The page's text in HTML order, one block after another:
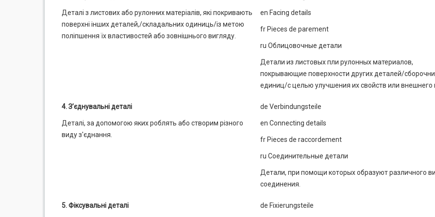
Деталі з листових або рулонних матеріалів, які покривають
поверхні інших деталей,/складальних одиниць/із метою
поліпшення їх властивостей або зовнішнього вигляду.
еn Facing details
fr Pieces de parement
ru Облицовочные детали
Детали из листовых пли рулонных материалов,
покрывающие поверхности других деталей/
единиц/с целью улучшения их свойств или внешнего
4. З’єднувальні деталі
Деталі, за допомогою яких роблять або створим різного
виду з'єднання.
de Verbindungsteile
еn Connecting details
fr Pieces de raccordement
ru Соединительные детали
Детали, при помощи которых образуют различного
соединения.
5. Фіксувальні деталі de Fixierungsteile